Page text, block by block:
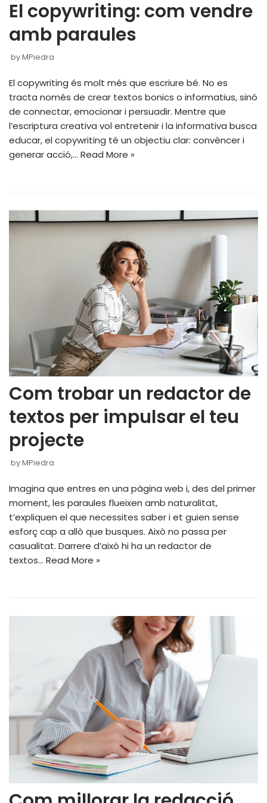
El copywriting: com vendre
amb paraules
byMPiedra
El copywriting és molt més que escriure bé. No es
tracta només de crear textos bonics o informatius, sinó
de connectar, emocionar i persuadir. Mentre que
l’escriptura creativa vol entretenir i la informativa busca
educar, el copywriting té un objectiu clar: convèncer i
generar acció,… Read More »
Com trobar un redactor de
textos per impulsar el teu
projecte
byMPiedra
Imagina que entres en una pàgina web i, des del primer
moment, les paraules flueixen amb naturalitat,
t’expliquen el que necessites saber i et guien sense
esforç cap a allò que busques. Això no passa per
casualitat. Darrere d’això hi ha un redactor de
textos… Read More »